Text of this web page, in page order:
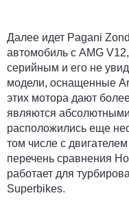
Далее идет Pagani
автомобиль с AMG
серийным и его не
модели, оснащенные
этих мотора дают
являются
расположились еще
том числе с
перечень сравнения
работает для
Superbikes.